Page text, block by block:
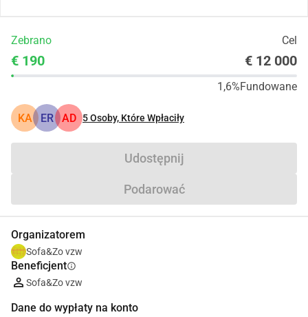
Zebrano Cel
€ 190 € 12 000
1,6%Fundowane
KA ER AD 5Osoby, Które Wpłaciły
Udostępnij
Podarować
Organizatorem
Sofa&Zo vzw
Beneficjentinfo
Sofa&Zo vzw
Dane do wypłaty na konto